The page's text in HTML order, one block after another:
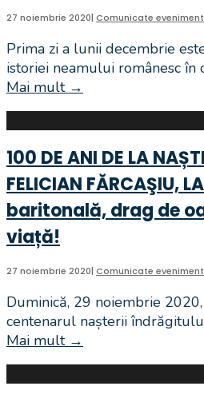
27 noiembrie 2020| Comunicate
Prima zi a lunii decembrie
istoriei neamului românesc
Mai mult →
CINSTEȘTE
MAREA
ȘI
TRADIȚIILE
ROMÂNEȘTI!
Programul
dedicate
Zilei
Naționale
100 DE ANI DE LA
FELICIAN FĂRCAŞIU,
baritonală, drag de
viață!
27 noiembrie 2020| Comunicate
Duminică, 29 noiembrie
centenarul nașterii
Mai mult →
DE
ANI